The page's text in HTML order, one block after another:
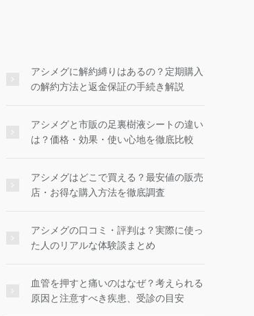
アシメグに解約縛りはあるの？定期購入
の解約方法と返金保証の手続き解説
アシメグと市販の足裏樹液シートの違い
は？価格・効果・使い心地を徹底比較
アシメグはどこで買える？最安値の販売
店・お得な購入方法を徹底調査
アシメグの口コミ・評判は？実際に使っ
た人のリアルな体験談まとめ
血管を押すと痛いのはなぜ？考えられる
原因と注意すべき疾患、受診の目安